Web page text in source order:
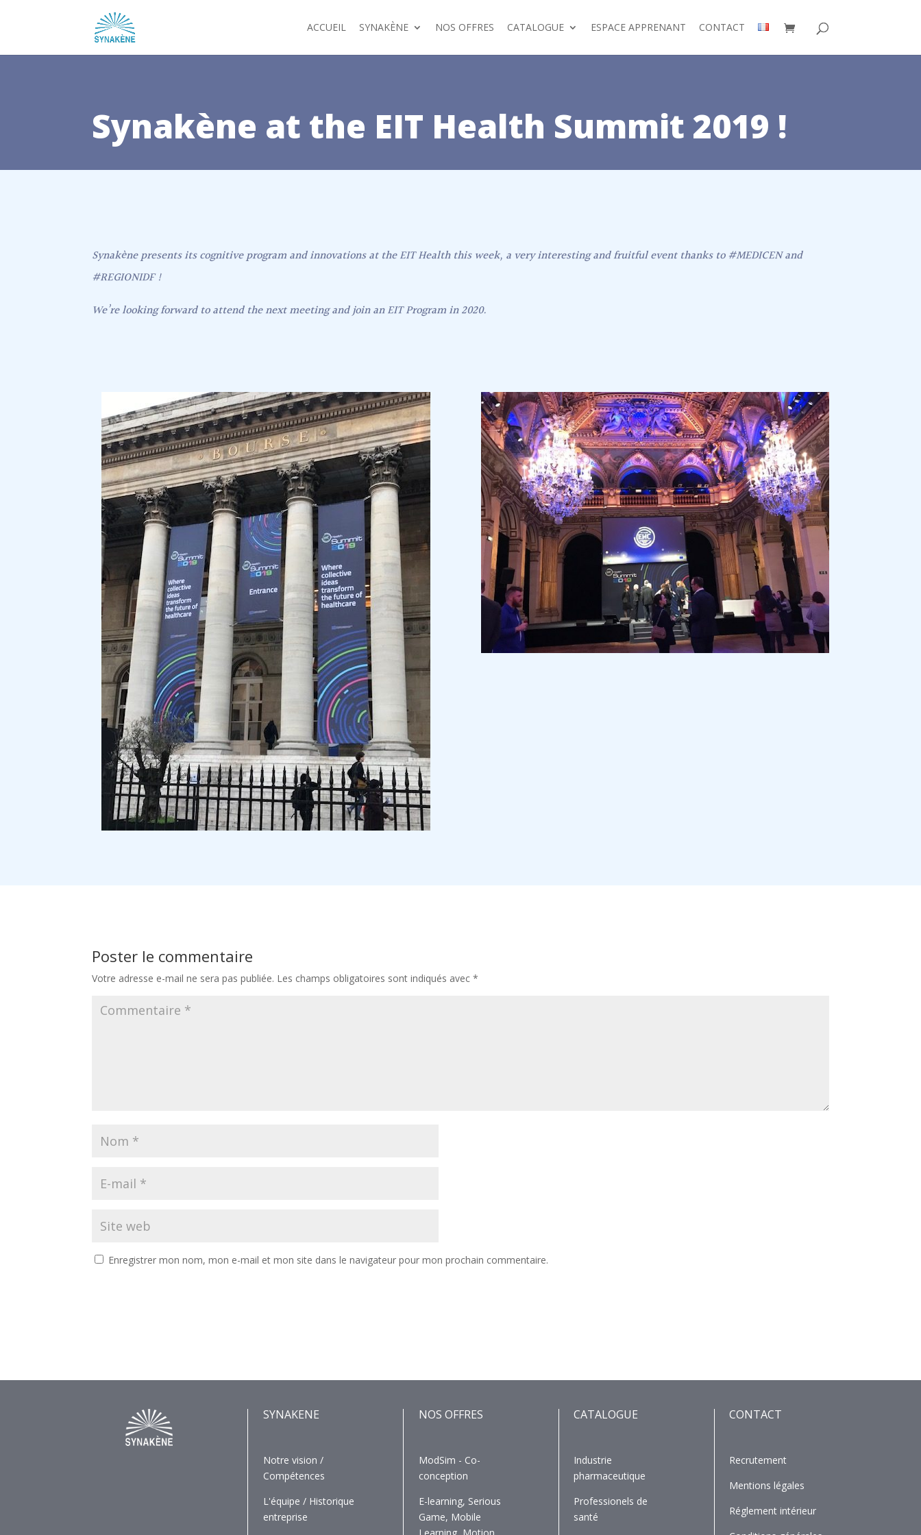
ACCUEIL SYNAKÈNE NOS OFFRES CATALOGUE ESPACE APPRENANT CONTACT
Synakène at the EIT Health Summit 2019 !
Synakène presents its cognitive program and innovations at the EIT Health this week, a very interesting and fruitful event thanks to #MEDICEN and
#REGIONIDF !
We’re looking forward to attend the next meeting and join an EIT Program in 2020.
Poster le commentaire
Votre adresse e-mail ne sera pas publiée. Les champs obligatoires sont indiqués avec*
Enregistrer mon nom, mon e-mail et mon site dans le navigateur pour mon prochain commentaire.
SYNAKENE
Notre vision /
Compétences
L'équipe / Historique
entreprise
NOS OFFRES
ModSim - Co-
conception
E-learning, Serious
Game, Mobile
CATALOGUE
Industrie
pharmaceutique
Professionels de
santé
CONTACT
Recrutement
Mentions légales
Réglement intérieur